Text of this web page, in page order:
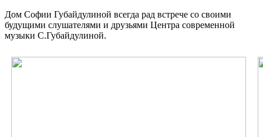
Дом Софии Губайдулиной всегда рад встрече со своими
будущими слушателями и друзьями Центра современной
музыки С.Губайдулиной.